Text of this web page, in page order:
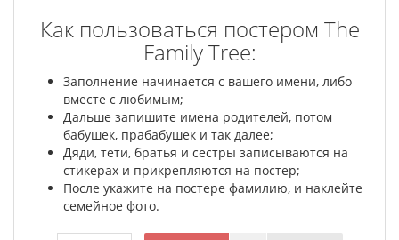
Как пользоваться постером The
Family Tree:
Заполнение начинается с вашего имени, либо
вместе с любимым;
Дальше запишите имена родителей, потом
бабушек, прабабушек и так далее;
Дяди, тети, братья и сестры записываются на
стикерах и прикрепляются на постер;
После укажите на постере фамилию, и наклейте
семейное фото.